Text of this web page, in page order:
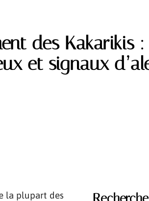
des Kakarikis
et signaux
la plupart des
Recherche